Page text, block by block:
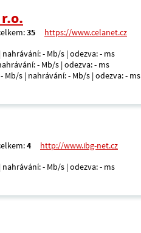
r.o.
35
https://www.celanet.cz
- Mb/s | odezva: - ms
- Mb/s | odezva: - ms
Mb/s | nahrávání: - Mb/s | odezva: - ms
4
http://www.ibg-net.cz
- Mb/s | odezva: - ms